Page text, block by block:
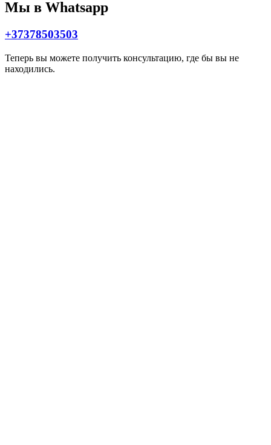
Мы в Whatsapp
+37378503503
Теперь вы можете получить консультацию, где бы вы не
находились.